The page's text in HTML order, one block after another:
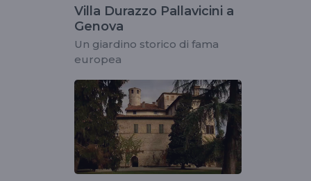
Villa Durazzo Pallavicini a
Genova
Un giardino storico di fama
europea